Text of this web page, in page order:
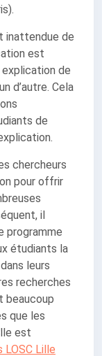
inattendue de
est
de
d’autre. Cela
de
chercheurs
pour offrir
il
programme
étudiants la
leurs
recherches
beaucoup
que les
est
LOSC Lille